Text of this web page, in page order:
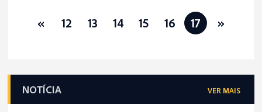
« 12 13 14 15 16 17 »
NOTÍCIA VER MAIS